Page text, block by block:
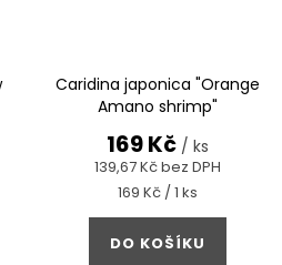
Caridina japonica "Orange
Amano shrimp"
139,67 Kč bez DPH
169 Kč / ks
Měrná
cena:
169 Kč / 1 ks
DO KOŠÍKU